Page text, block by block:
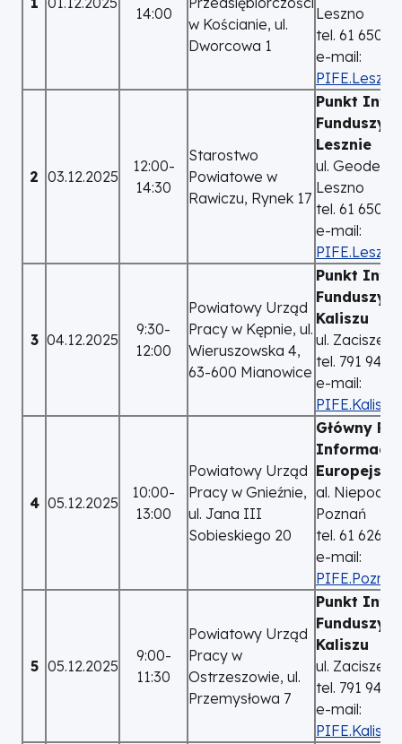
14:00
w Kościanie, ul.
Dworcowa 1
Leszno
tel. 61 650
e-mail:
2 03.12.2025
12:00-
14:30
Starostwo
Powiatowe w
Rawiczu, Rynek 17
Punkt
Funduszy
Lesznie
ul.
Leszno
tel. 61 650
e-mail:
3 04.12.2025
9:30-
12:00
Powiatowy Urząd
Pracy w Kępnie, ul.
Wieruszowska 4,
63-600 Mianowice
Punkt
Funduszy
Kaliszu
ul. Zacisze
tel. 791 940
e-mail:
4 05.12.2025
10:00-
13:00
Powiatowy Urząd
Pracy w Gnieźnie,
ul. Jana III
Sobieskiego 20
Główny
al.
Poznań
tel. 61 626
e-mail:
5 05.12.2025
9:00-
11:30
Powiatowy Urząd
Pracy w
Ostrzeszowie, ul.
Przemysłowa 7
Punkt
Funduszy
Kaliszu
ul. Zacisze
tel. 791 940
e-mail: